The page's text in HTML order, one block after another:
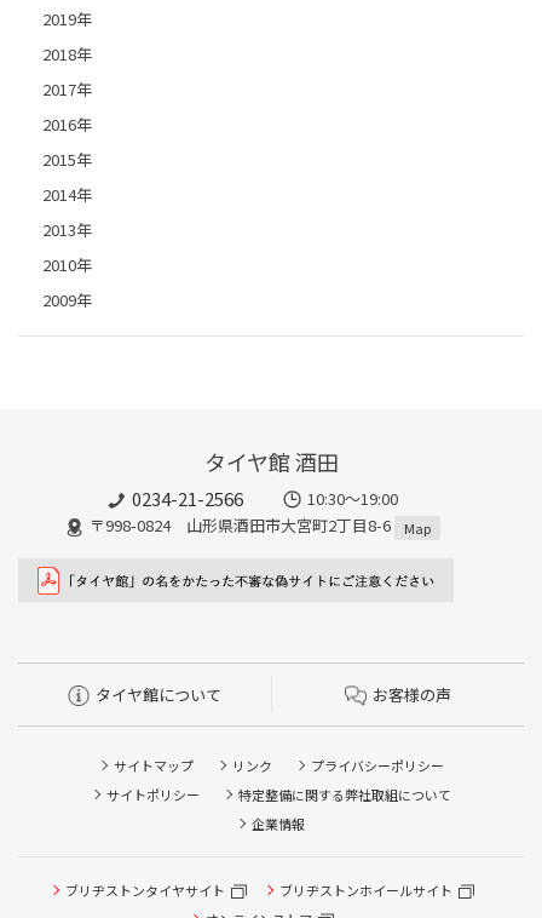
2019年
2018年
2017年
2016年
2015年
2014年
2013年
2010年
2009年
タイヤ館 酒田
0234-21-2566
10:30～19:00
〒998-0824 山形県酒田市大宮町2丁目8-6
Map
タイヤ館について お客様の声
サイトマップ リンク
プライバシーポリシー
サイトポリシー
特定整備に関する弊社取組について
企業情報
ブリヂストンタイヤサイト
ブリヂストンホイールサイト
タイヤ点検・安全点検/タイヤ履き替え/オイル交換/その他